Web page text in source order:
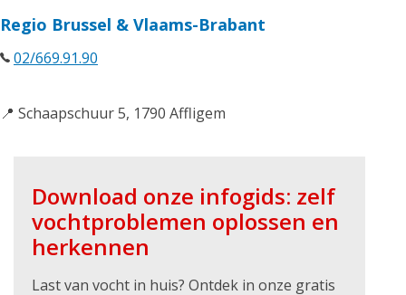
Regio Brussel & Vlaams-Brabant
02/669.91.90
📍 Schaapschuur 5, 1790 Affligem
Download onze infogids: zelf
vochtproblemen oplossen en
herkennen
Last van vocht in huis? Ontdek in onze gratis